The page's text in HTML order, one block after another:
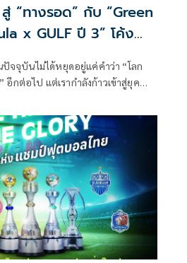
“ทางรอด” กับ “Green
x GULF ปี 3” โค้ง
เยาวชนเปลี่ยนไอเดีย
นกว่า 1 แสนบาท สมัคร
จจุบันไม่ได้หยุดอยู่แค่คำว่า “โลก
อีกต่อไป แต่เรากำลังก้าวเข้าสู่ยุค
กภูมิภาคของประเทศไทย